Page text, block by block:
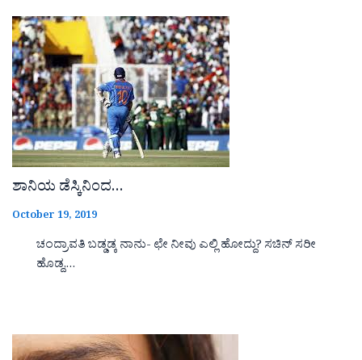
ಶಾನಿಯ ಡೆಸ್ಕಿನಿಂದ…
October 19, 2019
ಚಂದ್ರಾವತಿ ಬಡ್ಡಡ್ಕ ನಾನು- ಛೇ ನೀವು ಎಲ್ಲಿ ಹೋದ್ದು? ಸಚಿನ್ ಸರೀ
ಹೊಡ್ದ,…